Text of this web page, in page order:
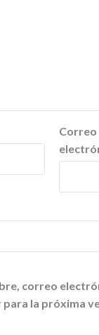
Correo
correo
la próxima